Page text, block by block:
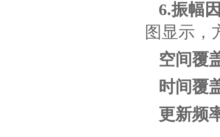
6.振幅
图显示，
空间覆
时间覆
更新频